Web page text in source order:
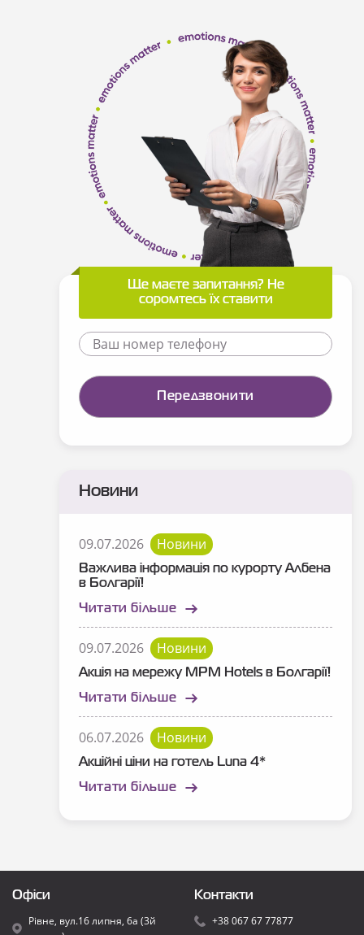
Ще маєте запитання? Не
соромтесь їх ставити
Новини
09.07.2026 Новини
Важлива інформація по курорту Албена
в Болгарії!
Читати більше
09.07.2026 Новини
Акція на мережу MPM Hotels в Болгарії!
Читати більше
06.07.2026 Новини
Акційні ціни на готель Luna 4*
Читати більше
Офіси
Рівне, вул.16 липня, 6а (3й
Контакти
+38 067 67 77877